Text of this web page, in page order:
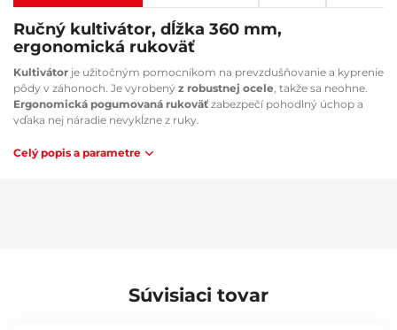
Ručný kultivátor, dĺžka 360 mm,
ergonomická rukoväť
Kultivátor je užitočným pomocníkom na prevzdušňovanie a kyprenie
pôdy v záhonoch. Je vyrobený z robustnej ocele, takže sa neohne.
Ergonomická pogumovaná rukoväť zabezpečí pohodlný úchop a
vďaka nej náradie nevykĺzne z ruky.
Hlavné výhody:
Farba nášho náradia nie je len dizajnový prvok, ale vďaka tejto
Celý popis a parametre
Súvisiaci tovar